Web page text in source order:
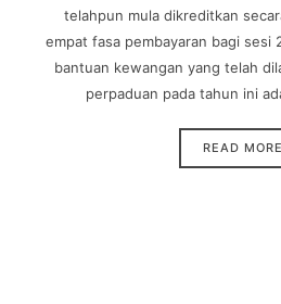
telahpun mula dikreditkan
empat fasa pembayaran bagi sesi
bantuan kewangan yang telah
perpaduan pada tahun ini
READ MORE